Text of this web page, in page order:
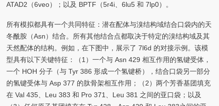
ATAD2（6veo）；以及 BPTF（5r4i、6lu5 和 7lp0）。
所有模拟都具有一个共同特征：潜在配体与溴结构域结合口袋内的天
冬酰胺（Asn）结合。所有其他结合点都取决于特定的溴结构域及其
天然配体的结构。例如，在下图中，展示了 7l6d 的对接示例。该模
型具有以下关键特征：（1）一个与 Asn 429 相互作用的氢键受体，
一个 HOH 分子（与 Tyr 386 形成一个氢键桥），结合口袋另一部分
的氢键受体与 Asp 377 的肽骨架相互作用；（2）两个芳香基团填充
在 Val 435、Leu 383 和 Pro 371、Leu 381 之间的亚口袋；以及